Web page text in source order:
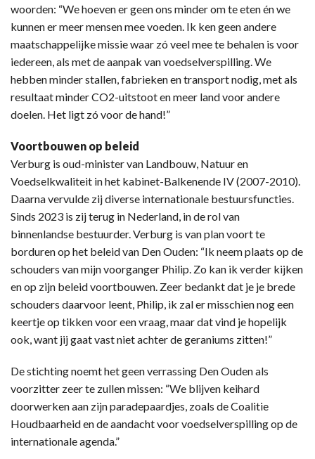
woorden: “We hoeven er geen ons minder om te eten én we
kunnen er meer mensen mee voeden. Ik ken geen andere
maatschappelijke missie waar zó veel mee te behalen is voor
iedereen, als met de aanpak van voedselverspilling. We
hebben minder stallen, fabrieken en transport nodig, met als
resultaat minder CO2-uitstoot en meer land voor andere
doelen. Het ligt zó voor de hand!”
Voortbouwen op beleid
Verburg is oud-minister van Landbouw, Natuur en
Voedselkwaliteit in het kabinet-Balkenende IV (2007-2010).
Daarna vervulde zij diverse internationale bestuursfuncties.
Sinds 2023 is zij terug in Nederland, in de rol van
binnenlandse bestuurder. Verburg is van plan voort te
borduren op het beleid van Den Ouden: “Ik neem plaats op de
schouders van mijn voorganger Philip. Zo kan ik verder kijken
en op zijn beleid voortbouwen. Zeer bedankt dat je je brede
schouders daarvoor leent, Philip, ik zal er misschien nog een
keertje op tikken voor een vraag, maar dat vind je hopelijk
ook, want jij gaat vast niet achter de geraniums zitten!”
De stichting noemt het geen verrassing Den Ouden als
voorzitter zeer te zullen missen: “We blijven keihard
doorwerken aan zijn paradepaardjes, zoals de Coalitie
Houdbaarheid en de aandacht voor voedselverspilling op de
internationale agenda.”